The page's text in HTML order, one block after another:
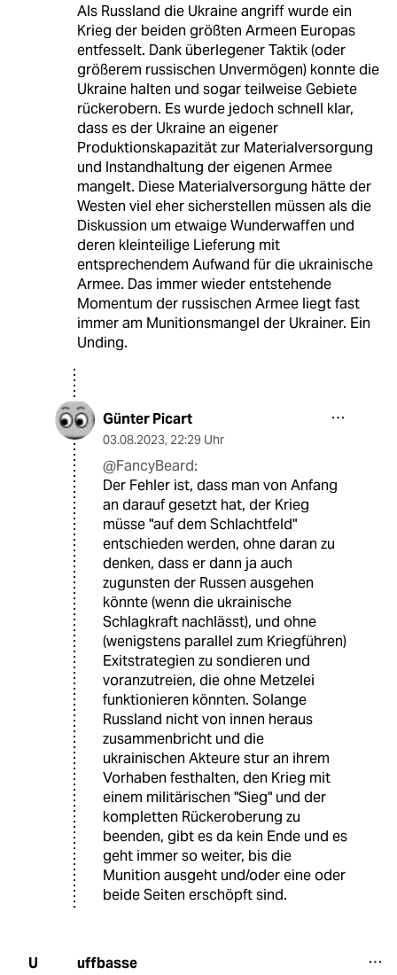
Als Russland die Ukraine angriff wurde ein
Krieg der beiden größten Armeen Europas
entfesselt. Dank überlegener Taktik (oder
größerem russischen Unvermögen) konnte die
Ukraine halten und sogar teilweise Gebiete
rückerobern. Es wurde jedoch schnell klar,
dass es der Ukraine an eigener
Produktionskapazität zur Materialversorgung
und Instandhaltung der eigenen Armee
mangelt. Diese Materialversorgung hätte der
Westen viel eher sicherstellen müssen als die
Diskussion um etwaige Wunderwaffen und
deren kleinteilige Lieferung mit
entsprechendem Aufwand für die ukrainische
Armee. Das immer wieder entstehende
Momentum der russischen Armee liegt fast
immer am Munitionsmangel der Ukrainer. Ein
Unding.
Günter Picart
03.08.2023, 22:29 Uhr
@FancyBeard:
Der Fehler ist, dass man von Anfang
an darauf gesetzt hat, der Krieg
müsse "auf dem Schlachtfeld"
entschieden werden, ohne daran zu
denken, dass er dann ja auch
zugunsten der Russen ausgehen
könnte (wenn die ukrainische
Schlagkraft nachlässt), und ohne
(wenigstens parallel zum Kriegführen)
Exitstrategien zu sondieren und
voranzutreien, die ohne Metzelei
funktionieren könnten. Solange
Russland nicht von innen heraus
zusammenbricht und die
ukrainischen Akteure stur an ihrem
Vorhaben festhalten, den Krieg mit
einem militärischen "Sieg" und der
kompletten Rückeroberung zu
beenden, gibt es da kein Ende und es
geht immer so weiter, bis die
Munition ausgeht und/oder eine oder
beide Seiten erschöpft sind.
U uffbasse